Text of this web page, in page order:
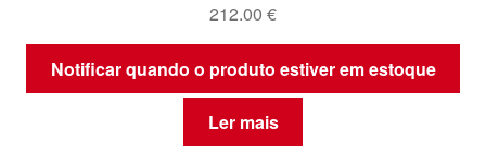
212.00 €
Notificar quando o produto estiver em estoque
Ler mais